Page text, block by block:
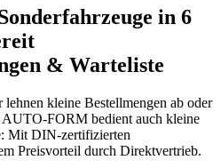
in 6
& Warteliste
kleine Bestellmengen ab oder
FORM bedient auch kleine
Mit DIN-zertifizierten
Preisvorteil durch Direktvertrieb.